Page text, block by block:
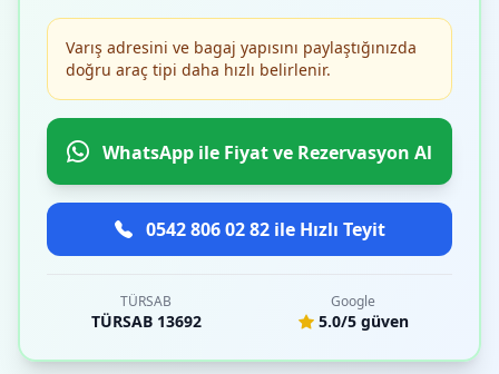
Varış adresini ve bagaj yapısını paylaştığınızda
doğru araç tipi daha hızlı belirlenir.
WhatsApp ile Fiyat ve Rezervasyon Al
0542 806 02 82 ile Hızlı Teyit
TÜRSAB
TÜRSAB 13692
Google
5.0/5 güven